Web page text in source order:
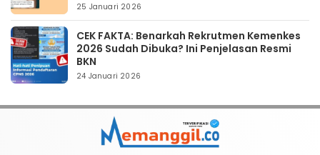
25 Januari 2026
CEK FAKTA: Benarkah Rekrutmen Kemenkes
2026 Sudah Dibuka? Ini Penjelasan Resmi
BKN
24 Januari 2026